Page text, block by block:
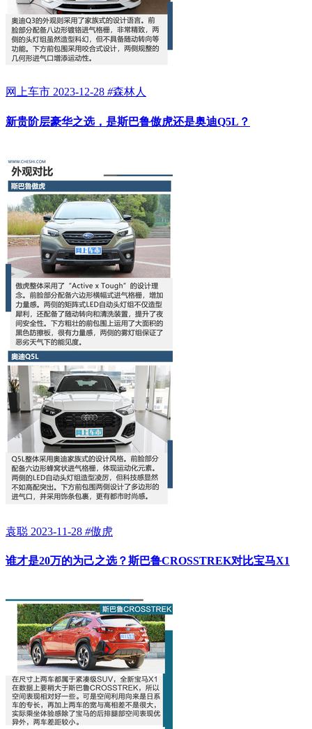
网上车市 2023-12-28 #森林人
新贵阶层豪华之选，是斯巴鲁傲虎还是奥迪Q5L？
袁聪 2023-11-28 #傲虎
谁才是20万的为己之选？斯巴鲁CROSSTREK对比宝马X1